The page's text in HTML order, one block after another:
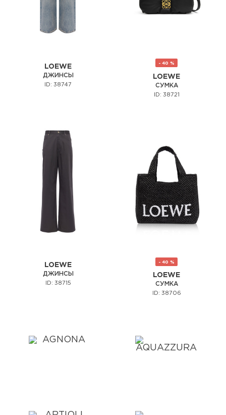
LOEWE
ДЖИНСЫ
ID: 38747
- 40 %
LOEWE
СУМКА
ID: 38721
LOEWE
ДЖИНСЫ
ID: 38715
- 40 %
LOEWE
СУМКА
ID: 38706